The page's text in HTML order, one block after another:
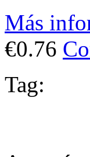
Más
€0.76
Tag: